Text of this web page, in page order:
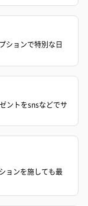
たします。ギフト
ションで特別な日
ントをsnsなどでサ
ョンを施しても最